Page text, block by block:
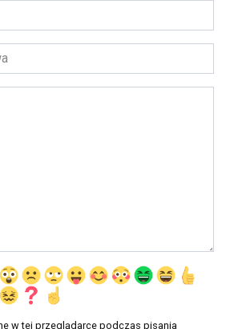
w tej przeglądarce podczas pisania